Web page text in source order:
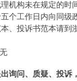
机构未在规定的时
个工作日内向同级
、投诉书范本请到
无
询问、质疑、投诉